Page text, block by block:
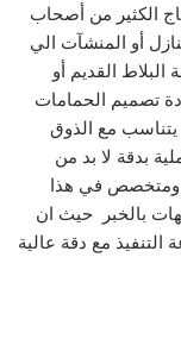
الكثير من أصحاب
أو المنشآت الي
البلاط القديم أو
تصميم الحمامات
يتناسب مع الذوق
بدقة لا بد من
ومتخصص في هذا
بالخبر حيث ان
التنفيذ مع دقة عالية